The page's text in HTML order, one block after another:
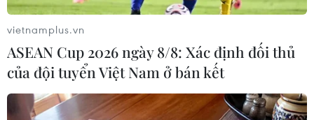
Theo dõi VietnamPlus
vietnamplus.vn
ASEAN Cup 2026 ngày 8/8: Xác định đối thủ
của đội tuyển Việt Nam ở bán kết